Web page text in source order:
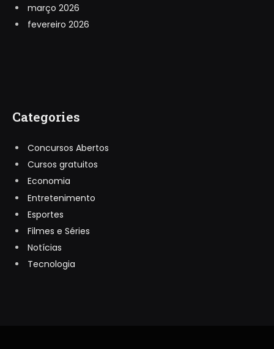
março 2026
fevereiro 2026
Categories
Concursos Abertos
Cursos gratuitos
Economia
Entretenimento
Esportes
Filmes e Séries
Notícias
Tecnologia